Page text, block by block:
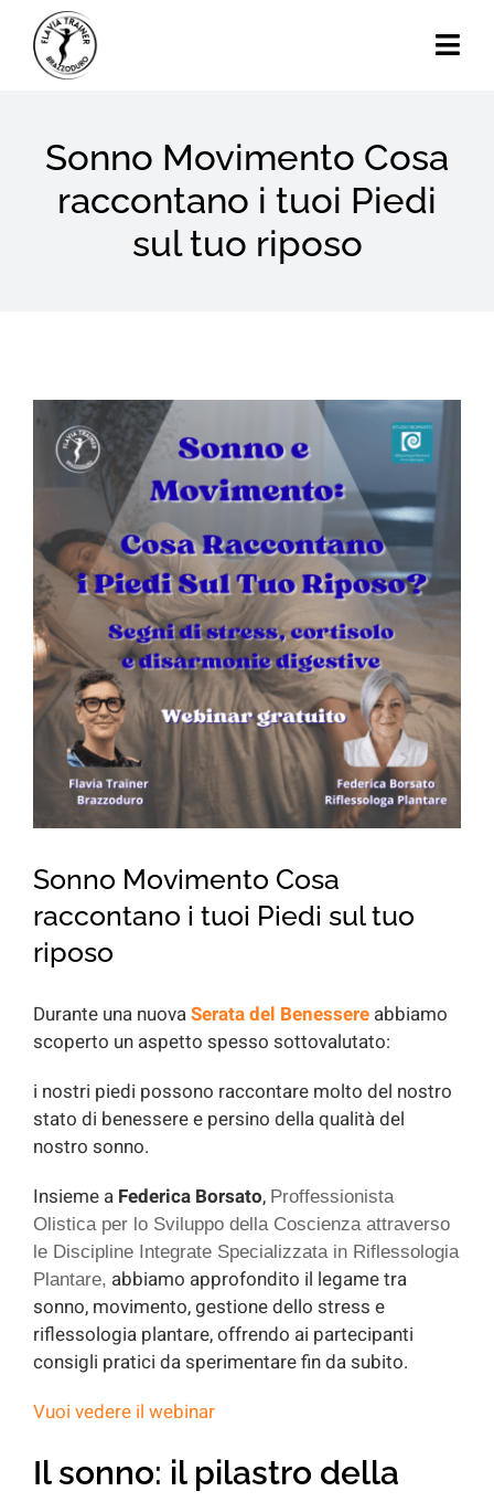
content
Chi Sono
Calendario Eventi
Contatti
Search
Sonno Movimento Cosa
raccontano i tuoi Piedi
sul tuo riposo
View
Larger
Image
Sonno Movimento Cosa
raccontano i tuoi Piedi sul tuo
riposo
Durante una nuovaSerata del Benessere abbiamo
scoperto un aspetto spesso sottovalutato:
i nostri piedi possono raccontare molto del nostro
stato di benessere e persino della qualità del
nostro sonno.
Insieme a Federica Borsato, Proffessionista
Olistica per lo Sviluppo della Coscienza attraverso
le Discipline I ntegrate Specializzata in Riflessologia
Plantare, abbiamo approfondito il legame tra
sonno, movimento, gestione dello stress e
riflessologia plantare, offrendo ai partecipanti
consigli pratici da sperimentare fin da subito.
Vuoi vedere il webinar
Il sonno: il pilastro della